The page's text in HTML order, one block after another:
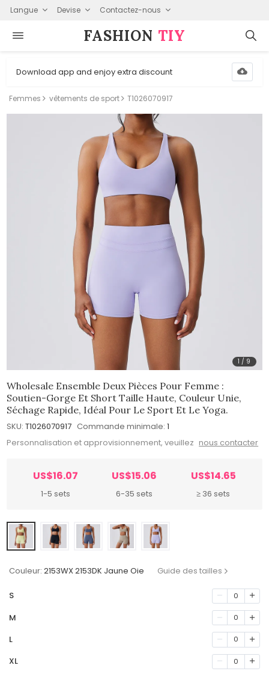
Langue Devise Contactez-nous
FASHION⁠ TIY
Download app and enjoy extra discount
Femmes vêtements de sport T1026070917
1 / 9
Wholesale Ensemble Deux Pièces Pour Femme :
Soutien-Gorge Et Short Taille Haute, Couleur Unie,
Séchage Rapide, Idéal Pour Le Sport Et Le Yoga.
SKU: T1026070917 Commande minimale: 1
Personnalisation et approvisionnement, veuillez nous contacter
US$16.07
1-5 sets
US$15.06
6-35 sets
US$14.65
≥ 36 sets
Couleur: 2153WX 2153DK Jaune Oie Guide des tailles
S 0
M 0
L 0
XL 0